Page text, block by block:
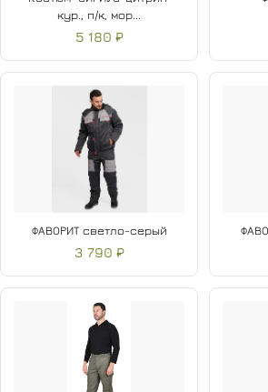
кур., п/к, мор...
5 180 ₽
ФАВОРИТ светло-серый
3 790 ₽